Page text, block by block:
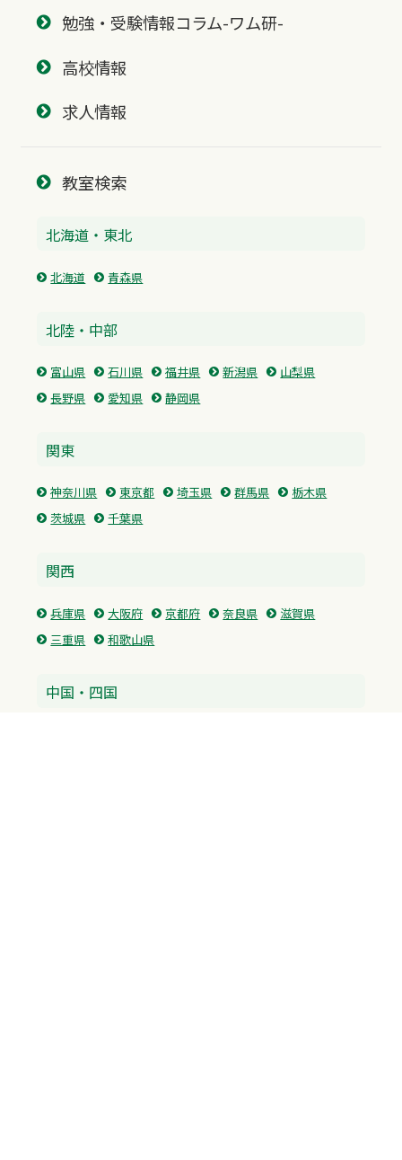
勉強・受験情報コラム-ワム研-
高校情報
求人情報
教室検索
北海道・東北
北海道 青森県
北陸・中部
富山県 石川県 福井県 新潟県
山梨県
長野県
愛知県 静岡県
関東
神奈川県 東京都 埼玉県 群馬県
栃木県
茨城県
千葉県
関西
兵庫県 大阪府 京都府 奈良県
滋賀県
三重県
和歌山県
中国・四国